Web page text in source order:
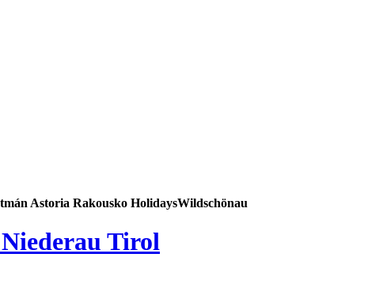
Astoria Rakousko HolidaysWildschönau
Tirol